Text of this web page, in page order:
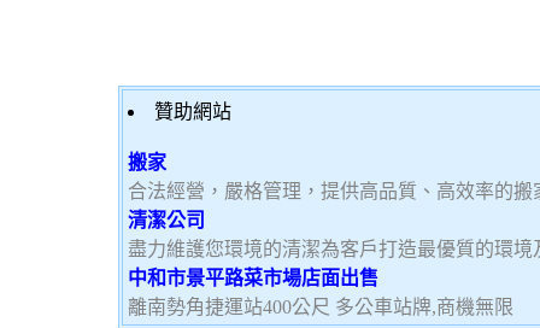
贊助網站
搬家
合法經營，嚴格管理，提供高品質、高效率的
清潔公司
盡力維護您環境的清潔為客戶打造最優質的環境
中和市景平路菜市場店面出售
離南勢角捷運站400公尺 多公車站牌,商機無限